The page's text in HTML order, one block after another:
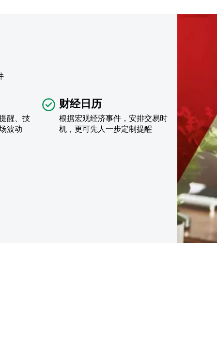
醒、技
波动
财经日历
根据宏观经济事件，安排交易时
机，更可先人一步定制提醒